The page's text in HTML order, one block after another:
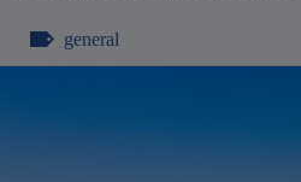
general